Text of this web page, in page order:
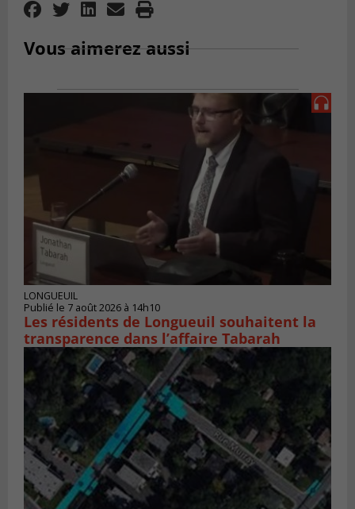
Vous aimerez aussi
LONGUEUIL
Publié le 7 août 2026 à 14h10
Les résidents de Longueuil souhaitent la
transparence dans l’affaire Tabarah